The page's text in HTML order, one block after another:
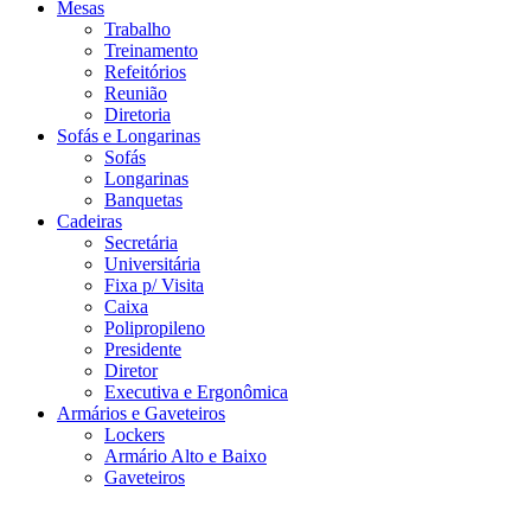
Mesas
Trabalho
Treinamento
Refeitórios
Reunião
Diretoria
Sofás e Longarinas
Sofás
Longarinas
Banquetas
Cadeiras
Secretária
Universitária
Fixa p/ Visita
Caixa
Polipropileno
Presidente
Diretor
Executiva e Ergonômica
Armários e Gaveteiros
Lockers
Armário Alto e Baixo
Gaveteiros